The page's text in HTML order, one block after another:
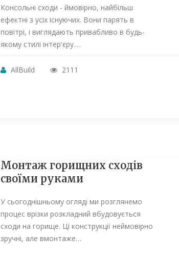
Консольні сходи - ймовірно, найбільш
ефектні з усіх існуючих. Вони парять в
повітрі, і виглядають привабливо в будь-
якому стилі інтер'єру.…
AllBuild 2111
Монтаж горищних сходів
своїми руками
У сьогоднішньому огляді ми розглянемо
процес врізки розкладний вбудовується
сходи на горище. Ці конструкції неймовірно
зручні, але вмонтаже…